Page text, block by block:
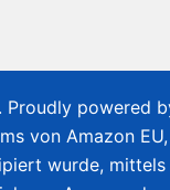
powered
von Amazon
wurde, mittels